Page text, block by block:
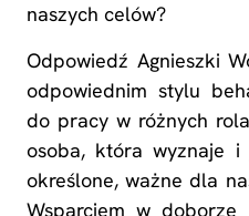
naszych celów?
Odpowiedź Agnieszki
odpowiednim stylu
do pracy w różnych
osoba, która wyznaje i
określone, ważne dla
Wsparciem w doborze